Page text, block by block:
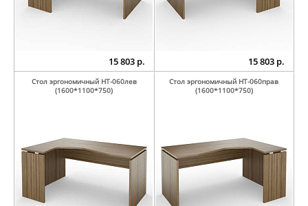
15 803 р. 15 803 р.
Стол эргономичный НТ-060лев
(1600*1100*750)
Стол эргономичный НТ-060прав
(1600*1100*750)